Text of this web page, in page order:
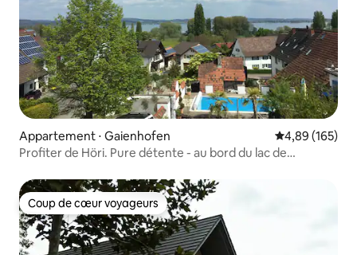
Appartement ⋅ Gaienhofen Évaluation
4,89 (165)
Profiter de Höri. Pure détente - au bord du lac de
Coup de cœur voyageurs
Coup de cœur voyageurs